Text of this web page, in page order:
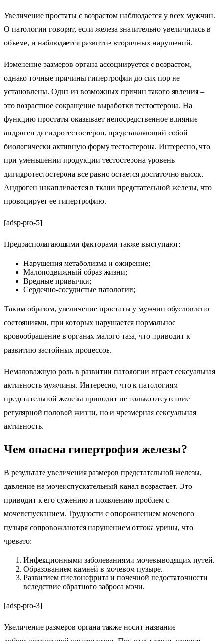
Увеличение простаты с возрастом наблюдается у всех мужчин.
О патологии говорят, если железа значительно увеличилась в
объеме, и наблюдается развитие вторичных нарушений.
Изменение размеров органа ассоциируется с возрастом,
однако точные причины гипертрофии до сих пор не
установлены. Одна из возможных причин такого явления –
это возрастное сокращение выработки тестостерона. На
функцию простаты оказывает непосредственное влияние
андроген дигидротестостерон, представляющий собой
биологически активную форму тестостерона. Интересно, что
при уменьшении продукции тестостерона уровень
дигидротестостерона все равно остается достаточно высок.
Андроген накапливается в ткани предстательной железы, что
провоцирует ее гипертрофию.
[adsp-pro-5]
Предрасполагающими факторами также выступают:
Нарушения метаболизма и ожирение;
Малоподвижный образ жизни;
Вредные привычки;
Сердечно-сосудистые патологии;
Таким образом, увеличение простаты у мужчин обусловлено
состояниями, при которых нарушается нормальное
кровообращение в органах малого таза, что приводит к
развитию застойных процессов.
Немаловажную роль в развитии патологии играет сексуальная
активность мужчины. Интересно, что к патологиям
предстательной железы приводит не только отсутствие
регулярной половой жизни, но и чрезмерная сексуальная
активность.
Чем опасна гипертрофия железы?
В результате увеличения размеров предстательной железы,
давление на мочеиспускательный канал возрастает. Это
приводит к его сужению и появлению проблем с
мочеиспусканием. Трудности с опорожнением мочевого
пузыря сопровождаются нарушением оттока урины, что
чревато:
Инфекционными заболеваниями мочевыводящих путей.
Образованием камней в мочевом пузыре.
Развитием пиелонефрита и почечной недостаточности
вследствие обратного заброса мочи.
[adsp-pro-3]
Увеличение размеров органа также носит название